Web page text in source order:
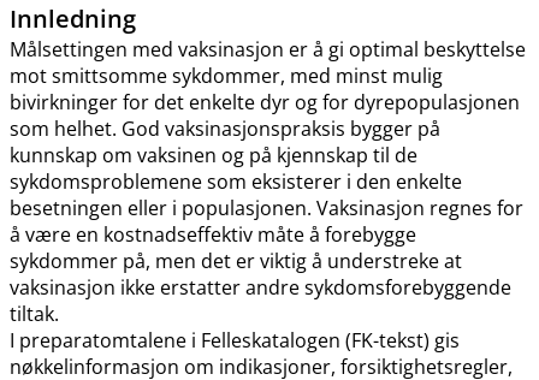
Innledning
Målsettingen med vaksinasjon er å gi optimal beskyttelse
mot smittsomme sykdommer, med minst mulig
bivirkninger for det enkelte dyr og for dyrepopulasjonen
som helhet. God vaksinasjonspraksis bygger på
kunnskap om vaksinen og på kjennskap til de
sykdomsproblemene som eksisterer i den enkelte
besetningen eller i populasjonen. Vaksinasjon regnes for
å være en kostnadseffektiv måte å forebygge
sykdommer på, men det er viktig å understreke at
vaksinasjon ikke erstatter andre sykdomsforebyggende
tiltak.
I preparatomtalene i Felleskatalogen (FK-tekst) gis
nøkkelinformasjon om indikasjoner, forsiktighetsregler,